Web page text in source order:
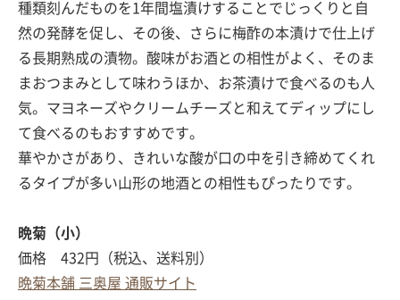
種類刻んだものを1年間塩漬けすることでじっくりと自
然の発酵を促し、その後、さらに梅酢の本漬けで仕上げ
る長期熟成の漬物。酸味がお酒との相性がよく、そのま
まおつまみとして味わうほか、お茶漬けで食べるのも人
気。マヨネーズやクリームチーズと和えてディップにし
て食べるのもおすすめです。
華やかさがあり、きれいな酸が口の中を引き締めてくれ
るタイプが多い山形の地酒との相性もぴったりです。
晩菊（小）
価格 432円（税込、送料別）
晩菊本舗 三奥屋 通販サイト